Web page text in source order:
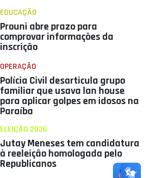
EDUCAÇÃO
Prouni abre prazo para
comprovar informações da
inscrição
OPERAÇÃO
Polícia Civil desarticula grupo
familiar que usava lan house
para aplicar golpes em idosos na
Paraíba
ELEIÇÃO 2026
Jutay Meneses tem candidatura
à reeleição homologada pelo
Republicanos